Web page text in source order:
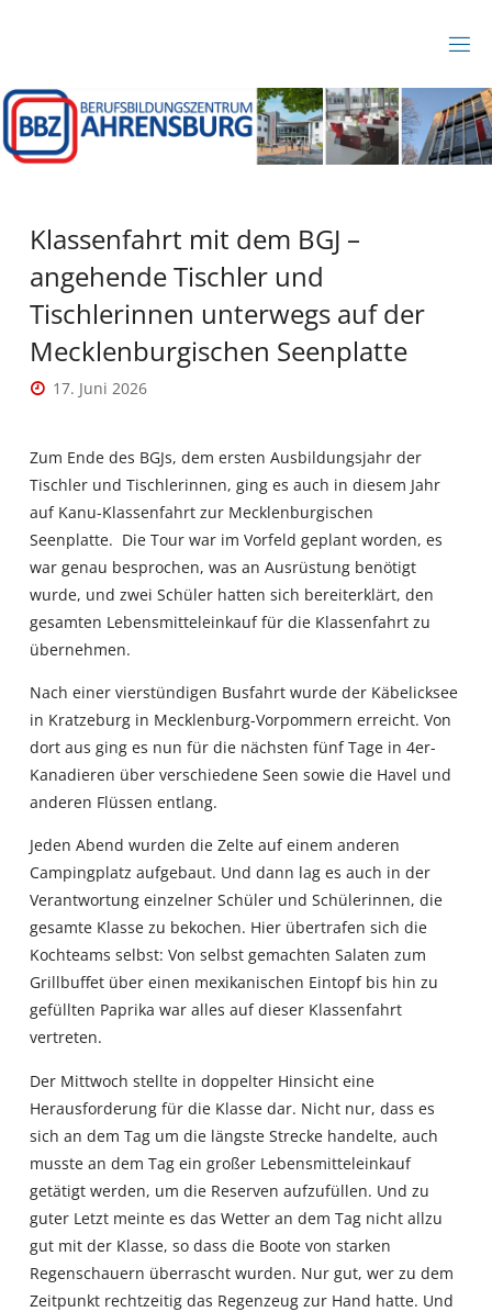
BZ
A
HR
B
R
Klassenfahrt mit dem BGJ –
angehende Tischler und
Tischlerinnen unterwegs auf der
Mecklenburgischen Seenplatte
17. Juni 2026
Zum Ende des BGJs, dem ersten Ausbildungsjahr der
Tischler und Tischlerinnen, ging es auch in diesem Jahr
auf Kanu-Klassenfahrt zur Mecklenburgischen
Seenplatte. Die Tour war im Vorfeld geplant worden, es
war genau besprochen, was an Ausrüstung benötigt
wurde, und zwei Schüler hatten sich bereiterklärt, den
gesamten Lebensmitteleinkauf für die Klassenfahrt zu
übernehmen.
Nach einer vierstündigen Busfahrt wurde der Käbelicksee
in Kratzeburg in Mecklenburg-Vorpommern erreicht. Von
dort aus ging es nun für die nächsten fünf Tage in 4er-
Kanadieren über verschiedene Seen sowie die Havel und
anderen Flüssen entlang.
Jeden Abend wurden die Zelte auf einem anderen
Campingplatz aufgebaut. Und dann lag es auch in der
Verantwortung einzelner Schüler und Schülerinnen, die
gesamte Klasse zu bekochen. Hier übertrafen sich die
Kochteams selbst: Von selbst gemachten Salaten zum
Grillbuffet über einen mexikanischen Eintopf bis hin zu
gefüllten Paprika war alles auf dieser Klassenfahrt
vertreten.
Der Mittwoch stellte in doppelter Hinsicht eine
Herausforderung für die Klasse dar. Nicht nur, dass es
sich an dem Tag um die längste Strecke handelte, auch
musste an dem Tag ein großer Lebensmitteleinkauf
getätigt werden, um die Reserven aufzufüllen. Und zu
guter Letzt meinte es das Wetter an dem Tag nicht allzu
gut mit der Klasse, so dass die Boote von starken
Regenschauern überrascht wurden. Nur gut, wer zu dem
Zeitpunkt rechtzeitig das Regenzeug zur Hand hatte. Und